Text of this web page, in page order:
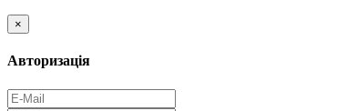
×
Авторизація